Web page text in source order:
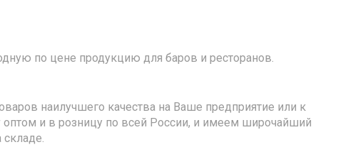
по цене продукцию для баров и ресторанов.
наилучшего качества на Ваше предприятие или к
и в розницу по всей России, и имеем широчайший